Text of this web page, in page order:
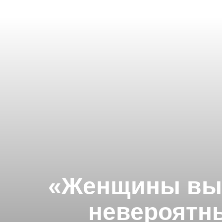
«Женщины